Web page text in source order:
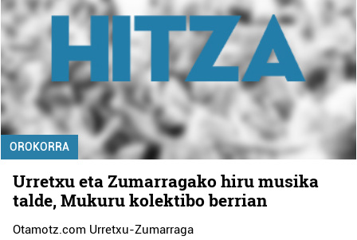
OROKORRA
Urretxu eta Zumarragako hiru musika
talde, Mukuru kolektibo berrian
Otamotz.com Urretxu-Zumarraga